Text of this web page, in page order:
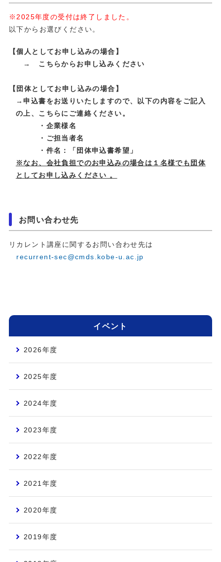
※2025年度の受付は終了しました。
以下からお選びください。
【個人としてお申し込みの場合】
→ こちらからお申し込みください
【団体としてお申し込みの場合】
→申込書をお送りいたしますので、以下の内容をご記入
の上、こちらにご連絡ください。
・企業様名
・ご担当者名
・件名：「団体申込書希望」
※なお、会社負担でのお申込みの場合は１名様でも団体
としてお申し込みください 。
お問い合わせ先
リカレント講座に関するお問い合わせ先は
recurrent-sec@cmds.kobe-u.ac.jp
イベント
2026年度
2025年度
2024年度
2023年度
2022年度
2021年度
2020年度
2019年度